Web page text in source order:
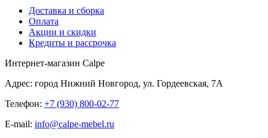
Доставка и сборка
Оплата
Акции и скидки
Кредиты и рассрочка
Интернет-магазин Calpe
Адрес: город Нижний Новгород, ул. Гордеевская, 7А
Телефон: +7 (930) 800-02-77
E-mail: info@calpe-mebel.ru